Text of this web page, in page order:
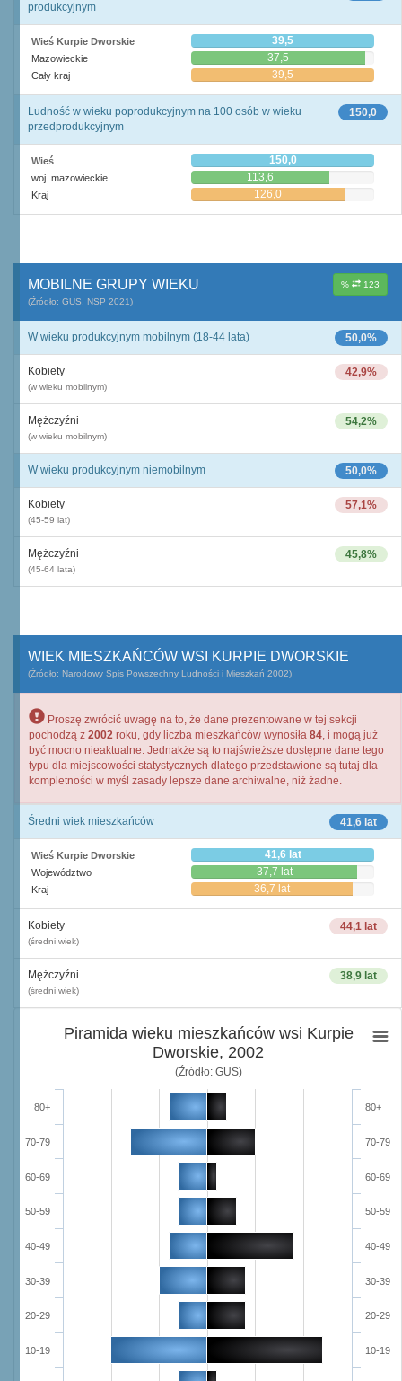
produkcyjnym
Wieś Kurpie Dworskie 39,5
Mazowieckie 37,5
Cały kraj 39,5
150,0
Ludność w wieku poprodukcyjnym na 100 osób w wieku
przedprodukcyjnym
Wieś 150,0
woj. mazowieckie 113,6
Kraj 126,0
% 123
MOBILNE GRUPY WIEKU
(Źródło: GUS, NSP 2021)
50,0%
W wieku produkcyjnym mobilnym (18-44 lata)
42,9%
Kobiety
(w wieku mobilnym)
54,2%
Mężczyźni
(w wieku mobilnym)
50,0%
W wieku produkcyjnym niemobilnym
57,1%
Kobiety
(45-59 lat)
45,8%
Mężczyźni
(45-64 lata)
WIEK MIESZKAŃCÓW WSI KURPIE DWORSKIE
(Źródło: Narodowy Spis Powszechny Ludności i Mieszkań 2002)
Proszę zwrócić uwagę na to, że dane prezentowane w tej sekcji
pochodzą z 2002 roku, gdy liczba mieszkańców wynosiła 84, i mogą już
być mocno nieaktualne. Jednakże są to najświeższe dostępne dane tego
typu dla miejscowości statystycznych dlatego przedstawione są tutaj dla
kompletności w myśl zasady lepsze dane archiwalne, niż żadne.
41,6 lat
Średni wiek mieszkańców
Wieś Kurpie Dworskie 41,6 lat
Województwo 37,7 lat
Kraj 36,7 lat
44,1 lat
Kobiety
(średni wiek)
38,9 lat
Mężczyźni
(średni wiek)
Piramida wieku mieszkańców wsi Kurpie
Dworskie, 2002
(Źródło: GUS)
10-19
20-29
30-39
40-49
50-59
60-69
70-79
80+
10-19
20-29
30-39
40-49
50-59
60-69
70-79
80+